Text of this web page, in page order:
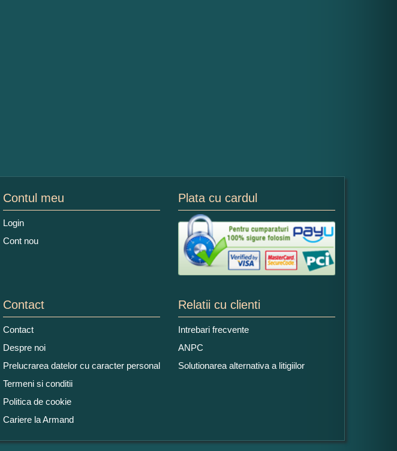
Contul meu
Login
Cont nou
Plata cu cardul
Contact
Contact
Despre noi
Prelucrarea datelor cu caracter personal
Termeni si conditii
Politica de cookie
Cariere la Armand
Relatii cu clienti
Intrebari frecvente
ANPC
Solutionarea alternativa a litigiilor